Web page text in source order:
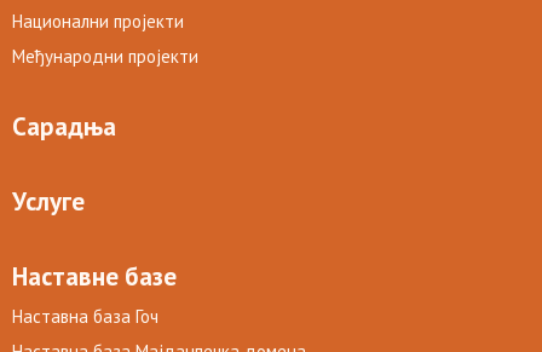
Национални пројекти
Међународни пројекти
Сарадња
Услуге
Наставне базе
Наставна база Гоч